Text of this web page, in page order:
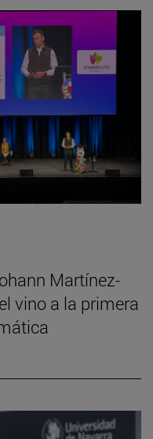
Martínez-
vino a la primera